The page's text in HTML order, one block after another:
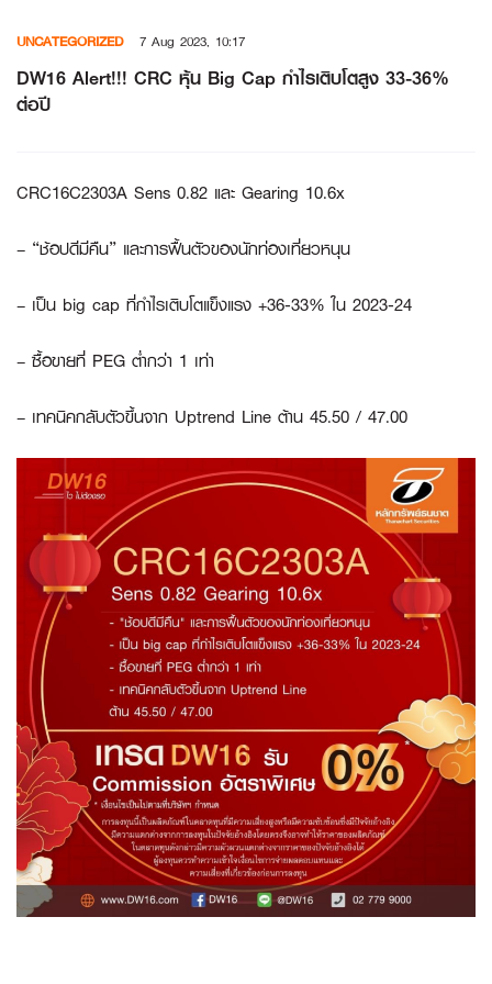
content
UNCATEGORIZED 7 Aug 2023, 10:17
DW16 Alert!!! CRC หุ้น Big Cap กำไรเติบโตสูง 33-36%
ต่อปี
CRC16C2303A Sens 0.82 และ Gearing 10.6x
– “ช้อปดีมีคืน” และการฟื้นตัวของนักท่องเที่ยวหนุน
– เป็น big cap ที่กำไรเติบโตแข็งแรง +36-33% ใน 2023-24
– ซื้อขายที่ PEG ต่ำกว่า 1 เท่า
– เทคนิคกลับตัวขึ้นจาก Uptrend Line ต้าน 45.50 / 47.00